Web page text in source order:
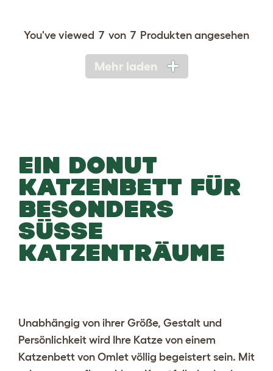
You've viewed 7 von 7 Produkten angesehen
Mehr laden
EIN DONUT
KATZENBETT FÜR
BESONDERS
SÜSSE K
ATZENTRÄUME
Unabhängig von ihrer Größe, Gestalt und
Persönlichkeit wird Ihre Katze von einem
Katzenbett von Omlet völlig begeistert sein. Mit